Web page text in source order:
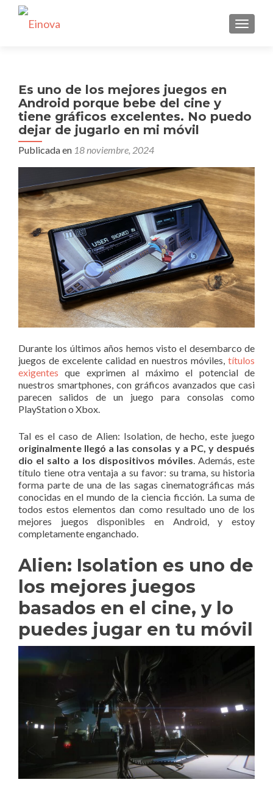
Es uno de los mejores juegos en
Android porque bebe del cine y
tiene gráficos excelentes. No puedo
dejar de jugarlo en mi móvil
Publicada en 18 noviembre, 2024
Durante los últimos años hemos visto el desembarco de
juegos de excelente calidad en nuestros móviles, títulos
exigentes que exprimen al máximo el potencial de
nuestros smartphones, con gráficos avanzados que casi
parecen salidos de un juego para consolas como
PlayStation o Xbox.
Tal es el caso de Alien: Isolation, de hecho, este juego
originalmente llegó a las consolas y a PC, y después
dio el salto a los dispositivos móviles. Además, este
título tiene otra ventaja a su favor: su trama, su historia
forma parte de una de las sagas cinematográficas más
conocidas en el mundo de la ciencia ficción. La suma de
todos estos elementos dan como resultado uno de los
mejores juegos disponibles en Android, y estoy
completamente enganchado.
Alien: Isolation es uno de
los mejores juegos
basados en el cine, y lo
puedes jugar en tu móvil